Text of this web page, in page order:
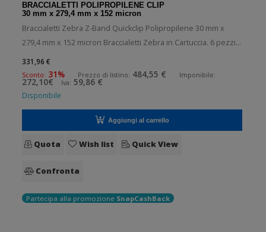
BRACCIALETTI POLIPROPILENE CLIP
30 mm x 279,4 mm x 152 micron
Braccialetti Zebra Z-Band Quickclip Polipropilene 30 mm x
279,4 mm x 152 micron Braccialetti Zebra in Cartuccia. 6 pezzi
per confezione. 240 braccialetti per pezzo. Braccialetti in
polipropilene con clip . Diametro esterno: 127 mm. Tipo:
Supporto
331,96 €
Sconto: 31% Prezzo di listino: 484,55 € Imponibile:
272,10€ Iva: 59,86 €
Disponibile
Aggiungi al carrello
Quota Wish list Quick View
Confronta
Partecipa alla promozione SnapCashBack